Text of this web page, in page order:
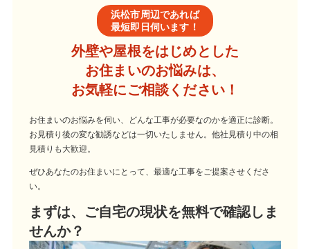
浜松市周辺であれば
最短即日伺います！
外壁や屋根をはじめとした
お住まいのお悩みは、
お気軽にご相談ください！
お住まいのお悩みを伺い、どんな工事が必要なのかを適正に診断。
お見積り後の変な勧誘などは一切いたしません。他社見積り中の相
見積りも大歓迎。
ぜひあなたのお住まいにとって、最適な工事をご提案させくださ
い。
まずは、ご自宅の現状を無料で確認しま
せんか？